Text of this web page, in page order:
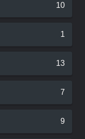
10
1
13
7
9